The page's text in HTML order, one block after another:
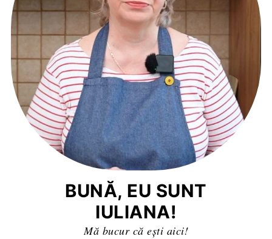
BUNĂ, EU SUNT
IULIANA!
Mă bucur că ești aici!